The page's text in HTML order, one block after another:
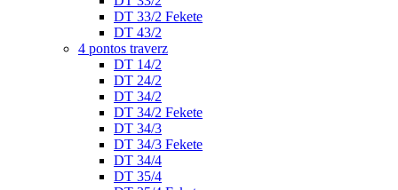
DT 33/2 Fekete
DT 43/2
4 pontos traverz
DT 14/2
DT 24/2
DT 34/2
DT 34/2 Fekete
DT 34/3
DT 34/3 Fekete
DT 34/4
DT 35/4